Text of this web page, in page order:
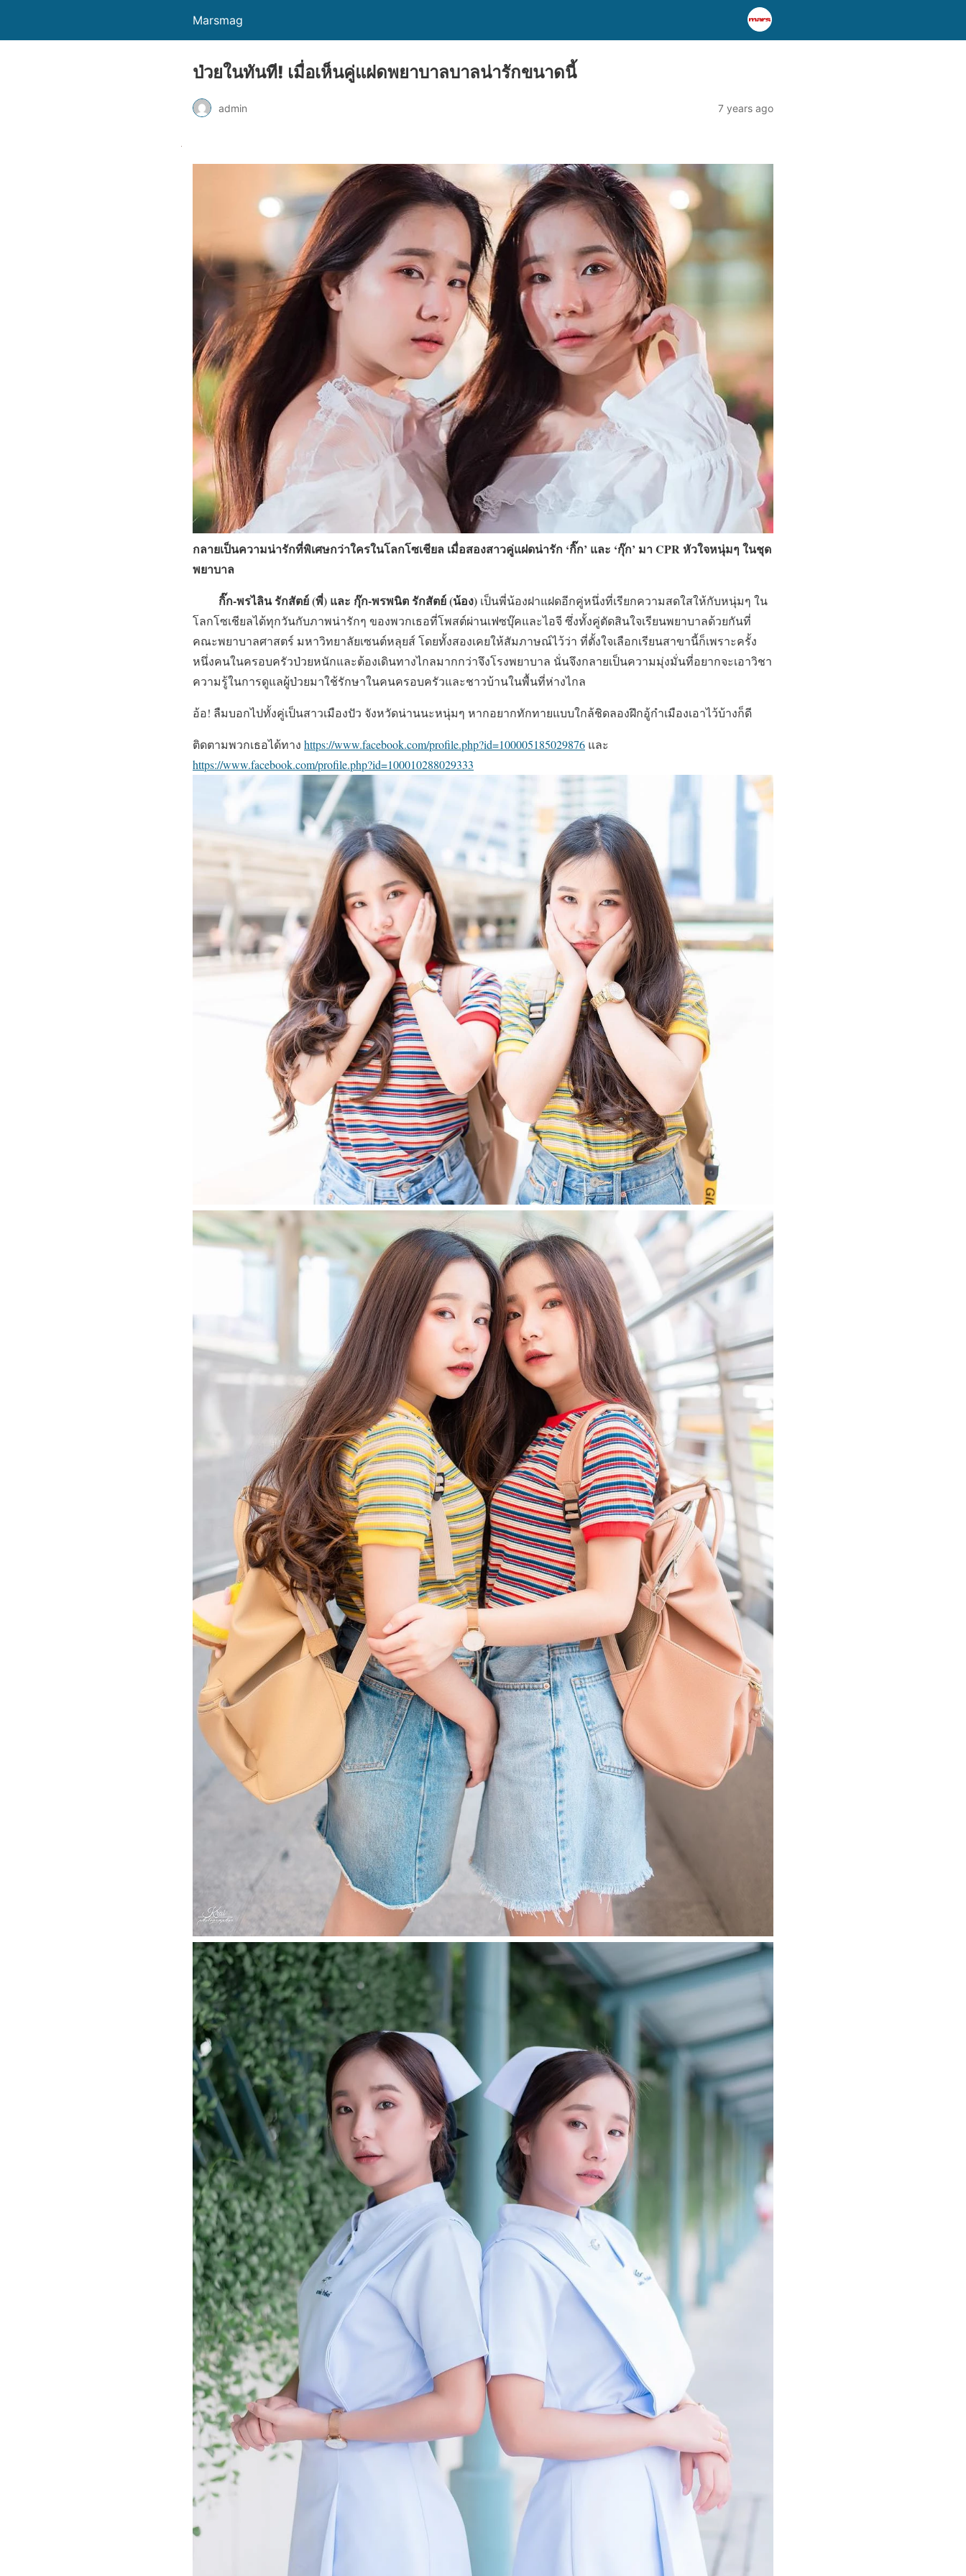
Marsmag
ป่วยในทันที! เมื่อเห็นคู่แฝดพยาบาลบาลน่ารักขนาดนี้
admin 7 years ago
กลายเป็นความน่ารักที่พิเศษกว่าใครในโลกโซเชียล เมื่อสองสาวคู่แฝดน่ารัก ‘กิ๊ก’ และ ‘กุ๊ก’ มา CPR หัวใจหนุ่มๆ ในชุด
พยาบาล
กิ๊ก-พรไลิน รักสัตย์ (พี่) และ กุ๊ก-พรพนิต รักสัตย์ (น้อง) เป็นพี่น้องฝาแฝดอีกคู่หนึ่งที่เรียกความสดใสให้กับหนุ่มๆ ใน
โลกโซเชียลได้ทุกวันกับภาพน่ารักๆ ของพวกเธอที่โพสต์ผ่านเฟซบุ๊คและไอจี ซึ่งทั้งคู่ตัดสินใจเรียนพยาบาลด้วยกันที่
คณะพยาบาลศาสตร์ มหาวิทยาลัยเซนต์หลุยส์ โดยทั้งสองเคยให้สัมภาษณ์ไว้ว่า ที่ตั้งใจเลือกเรียนสาขานี้ก็เพราะครั้ง
หนึ่งคนในครอบครัวป่วยหนักและต้องเดินทางไกลมากกว่าจึงโรงพยาบาล นั่นจึงกลายเป็นความมุ่งมั่นที่อยากจะเอาวิชา
ความรู้ในการดูแลผู้ป่วยมาใช้รักษาในคนครอบครัวและชาวบ้านในพื้นที่ห่างไกล
อ้อ! ลืมบอกไปทั้งคู่เป็นสาวเมืองปัว จังหวัดน่านนะหนุ่มๆ หากอยากทักทายแบบใกล้ชิดลองฝึกอู้กำเมืองเอาไว้บ้างก็ดี
ติดตามพวกเธอได้ทาง https://www.facebook.com/profile.php?id=100005185029876 และ
https://www.facebook.com/profile.php?id=100010288029333